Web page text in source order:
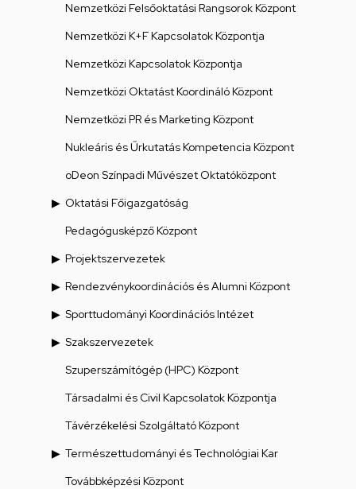
Nemzetközi Felsőoktatási Rangsorok Központ
Nemzetközi K+F Kapcsolatok Központja
Nemzetközi Kapcsolatok Központja
Nemzetközi Oktatást Koordináló Központ
Nemzetközi PR és Marketing Központ
Nukleáris és Űrkutatás Kompetencia Központ
oDeon Színpadi Művészet Oktatóközpont
Oktatási Főigazgatóság
Pedagógusképző Központ
Projektszervezetek
Rendezvénykoordinációs és Alumni Központ
Sporttudományi Koordinációs Intézet
Szakszervezetek
Szuperszámítógép (HPC) Központ
Társadalmi és Civil Kapcsolatok Központja
Távérzékelési Szolgáltató Központ
Természettudományi és Technológiai Kar
Továbbképzési Központ